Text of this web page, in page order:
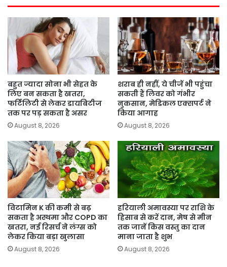
बहुत ज्यादा सोना भी सेहत के
लिए बन सकता है खतरा,
फर्टिलिटी से लेकर डायबिटीज
तक पर पड़ सकता है असर
August 8, 2026
शराब ही नहीं, ये चीजें भी पहुंचा
सकती हैं लिवर को गंभीर
नुकसान, मेडिकल एक्सपर्ट ने
किया आगाह
August 8, 2026
विटामिन K की कमी से बढ़
सकता है अस्थमा और COPD का
खतरा, नई रिसर्च ने लंग्स को
लेकर किया बड़ा खुलासा
August 8, 2026
हरियाली अमावस्या पर राशि के
हिसाब से करें दान, मेष से मीन
तक जानें किस वस्तु का दान
माना जाता है शुभ
August 8, 2026